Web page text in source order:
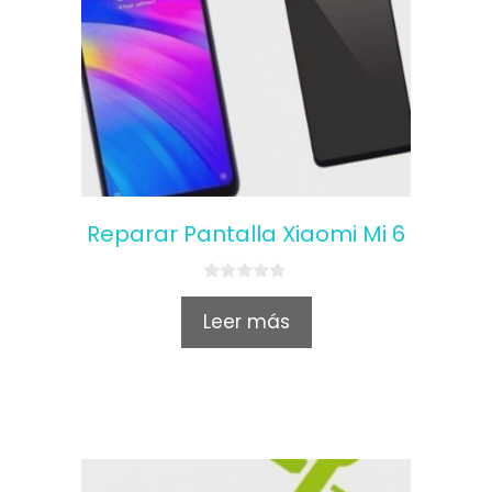
Reparar Pantalla Xiaomi Mi 6
0
u
Leer más